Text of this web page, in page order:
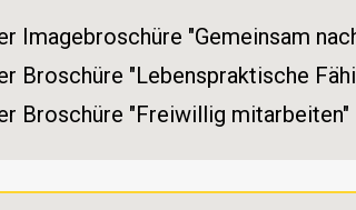
Imagebroschüre "Gemeinsam
Broschüre "Lebenspraktische
Broschüre "Freiwillig mitarbeiten"